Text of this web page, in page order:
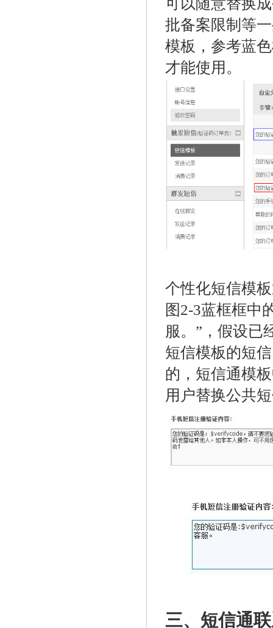
批备案限制等
模板，参考蓝
才能使用。
个性化短信模
图2-3蓝框框中
服。”，假设已
短信模板的短
的，短信通模
用户替换公共
三、短信通